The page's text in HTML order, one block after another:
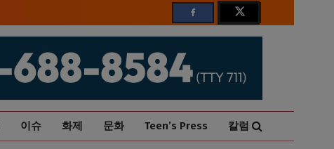
이슈 화제 문화 Teen’s Press 칼럼